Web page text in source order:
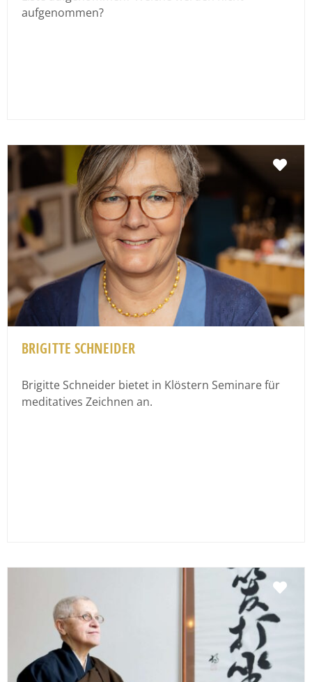
aufgenommen?
BRIGITTE SCHNEIDER
Brigitte Schneider bietet in Klöstern Seminare für
meditatives Zeichnen an.